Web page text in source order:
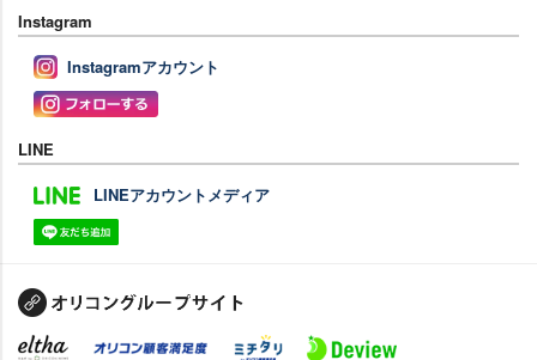
Instagram
Instagramアカウント
LINE
LINEアカウントメディア